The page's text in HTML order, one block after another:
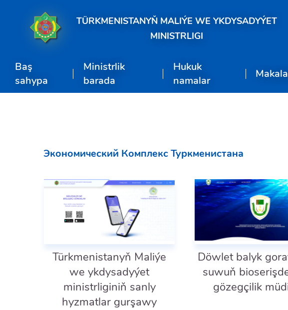
TÜRKMENISTANYŇ MALIÝE WE YKDYSADYÝET
MINISTRLIGI
Baş
sahypa
Ministrlik
barada
Hukuk
namalar
Экономический Комплекс Туркменистана
Türkmenistanyň Maliýe
we ykdysadyýet
ministrliginiň sanly
hyzmatlar gurşawy
Döwlet balyk
suwuň
gözegçilik